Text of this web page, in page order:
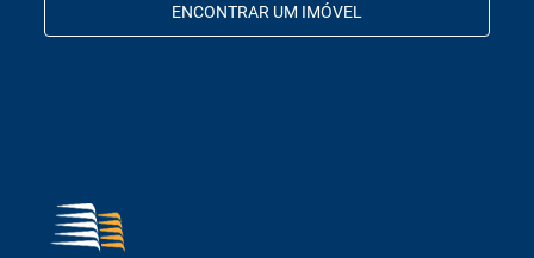
ENCONTRAR UM IMÓVEL